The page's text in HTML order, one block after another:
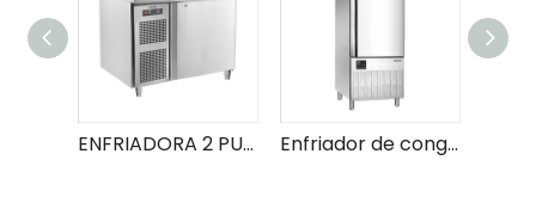
ENFRIADORA 2 PUERTAS MOSTRADOR 0.9M Enfriador de congelador rápido